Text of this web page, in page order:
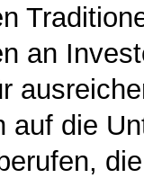
an
auf die